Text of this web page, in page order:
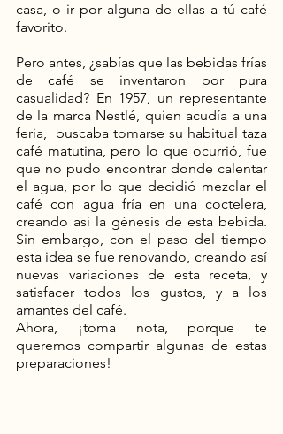
casa, o ir por alguna de ellas a tú café
favorito.
Pero antes, ¿sabías que las bebidas frías
de café se inventaron por pura
casualidad? En 1957, un representante
de la marca Nestlé, quien acudía a una
feria,  buscaba tomarse su habitual taza
café matutina, pero lo que ocurrió, fue
que no pudo encontrar donde calentar
el agua, por lo que decidió mezclar el
café con agua fría en una coctelera,
creando así la génesis de esta bebida.
Sin embargo, con el paso del tiempo
esta idea se fue renovando, creando así
nuevas variaciones de esta receta, y
satisfacer todos los gustos, y a los
amantes del café.
Ahora, ¡toma nota, porque te
queremos compartir algunas de estas
preparaciones!